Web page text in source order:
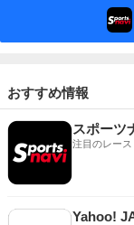
おすすめ情報
スポーツ
注目のレー
Yahoo!